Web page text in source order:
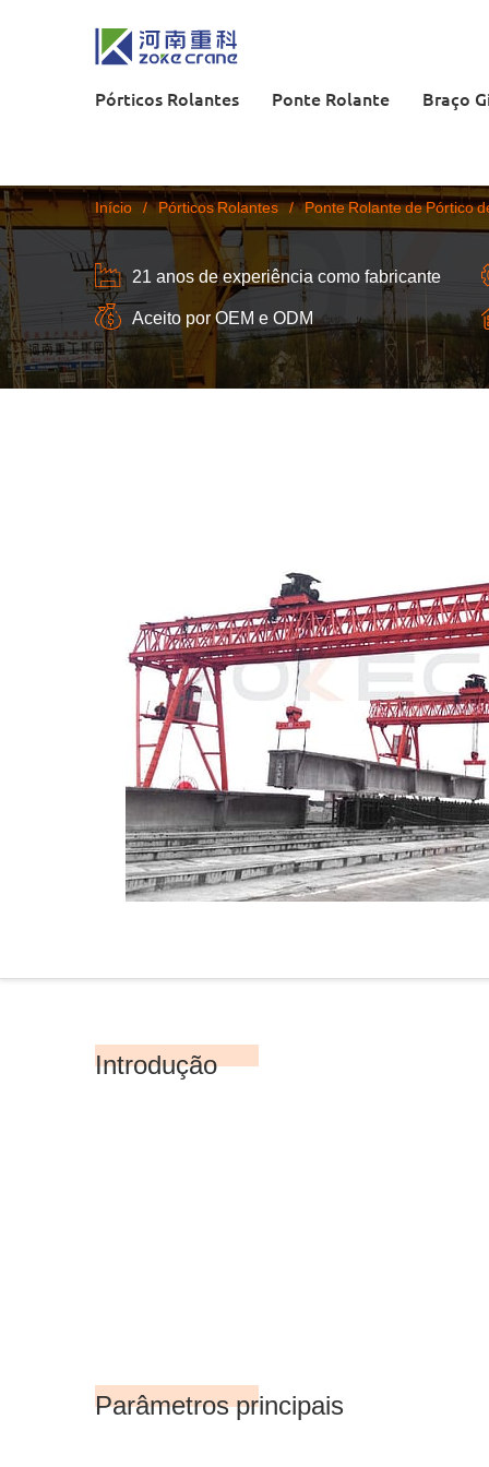
Pórticos Rolantes Ponte Rolante Braço
Início / Pórticos Rolantes / Ponte Rolante de Pórtico
21 anos de experiência como fabricante
Aceito por OEM e ODM
Introdução
Parâmetros principais